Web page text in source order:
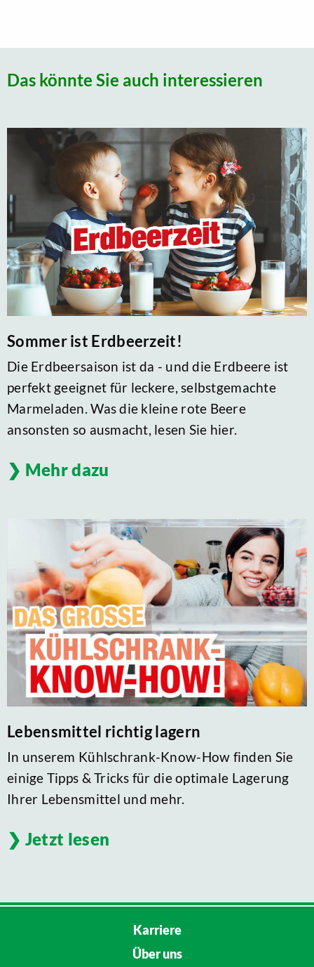
Das könnte Sie auch interessieren
Sommer ist Erdbeerzeit!
Die Erdbeersaison ist da - und die Erdbeere ist
perfekt geeignet für leckere, selbstgemachte
Marmeladen. Was die kleine rote Beere
ansonsten so ausmacht, lesen Sie hier.
Mehr dazu
Lebensmittel richtig lagern
In unserem Kühlschrank-Know-How finden Sie
einige Tipps & Tricks für die optimale Lagerung
Ihrer Lebensmittel und mehr.
Jetzt lesen
Karriere
Über uns